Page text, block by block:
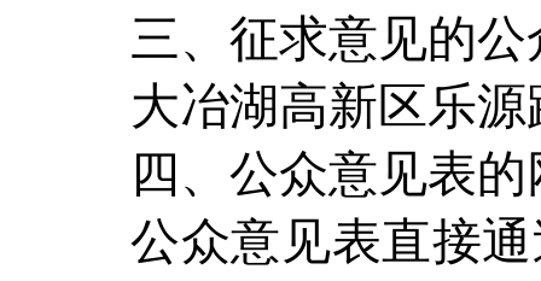
三、征求意见的公
大冶湖高新区乐
四、公众意见表
公众意见表直接